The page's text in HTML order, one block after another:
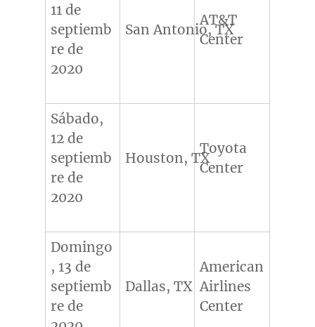
11 de
septiemb
re de
2020
San Antonio, TX
AT&T
Center
Sábado,
12 de
septiemb
re de
2020
Houston, TX
Toyota
Center
Domingo
, 13 de
septiemb
re de
Dallas, TX
American
Airlines
Center